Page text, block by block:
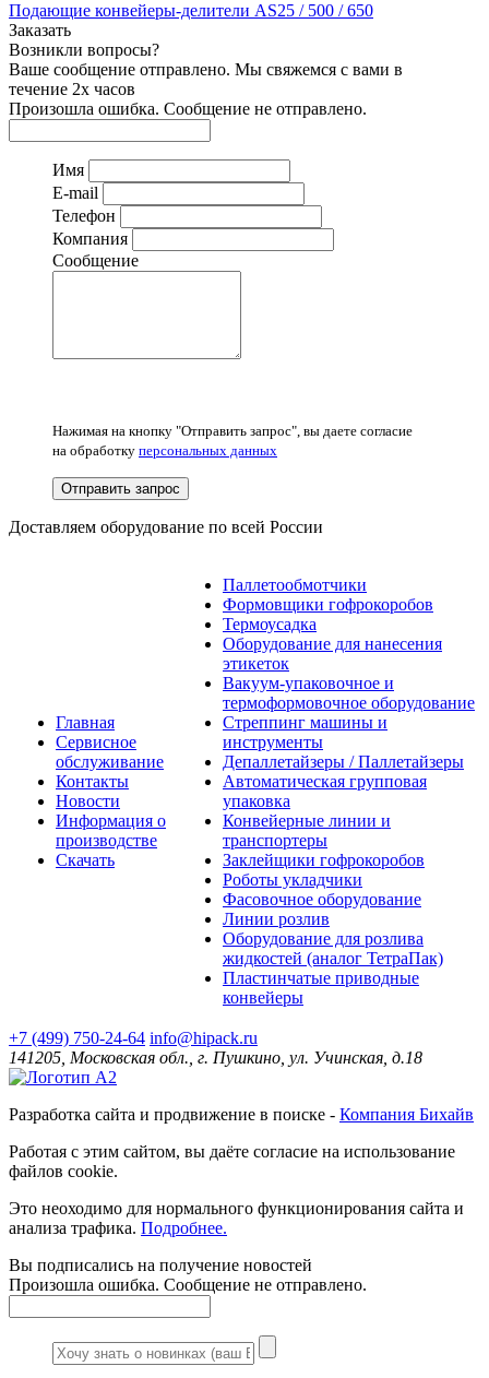
Подающие конвейеры-делители AS25 / 500 / 650
Заказать
Возникли вопросы?
Ваше сообщение отправлено. Мы свяжемся с вами в
течение 2х часов
Произошла ошибка. Сообщение не отправлено.
Имя
E-mail
Телефон
Компания
Сообщение
Нажимая на кнопку "Отправить запрос", вы даете согласие
на обработку персональных данных
Отправить запрос
Доставляем оборудование по всей России
Главная
Сервисное
обслуживание
Контакты
Новости
Информация о
производстве
Скачать
Паллетообмотчики
Формовщики гофрокоробов
Термоусадка
Оборудование для нанесения
этикеток
Вакуум-упаковочное и
термоформовочное оборудование
Стреппинг машины и
инструменты
Депаллетайзеры / Паллетайзеры
Автоматическая групповая
упаковка
Конвейерные линии и
транспортеры
Заклейщики гофрокоробов
Роботы укладчики
Фасовочное оборудование
Линии розлив
Оборудование для розлива
жидкостей (аналог ТетраПак)
Пластинчатые приводные
конвейеры
+7 (499) 750-24-64 info@hipack.ru
141205, Московская обл., г. Пушкино, ул. Учинская, д.18
Разработка сайта и продвижение в поиске - Компания Бихайв
Работая с этим сайтом, вы даёте согласие на использование
файлов cookie.
Это неоходимо для нормального функционирования сайта и
анализа трафика. Подробнее.
Вы подписались на получение новостей
Произошла ошибка. Сообщение не отправлено.